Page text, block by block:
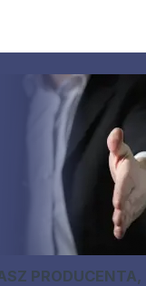
PRODUCENTA,